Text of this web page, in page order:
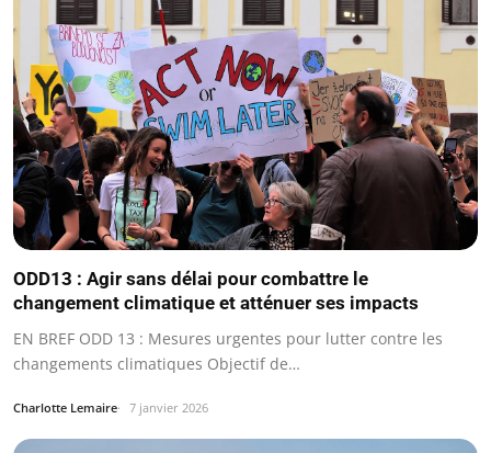
ODD13 : Agir sans délai pour combattre le
changement climatique et atténuer ses impacts
EN BREF ODD 13 : Mesures urgentes pour lutter contre les
changements climatiques Objectif de…
Charlotte Lemaire 7 janvier 2026